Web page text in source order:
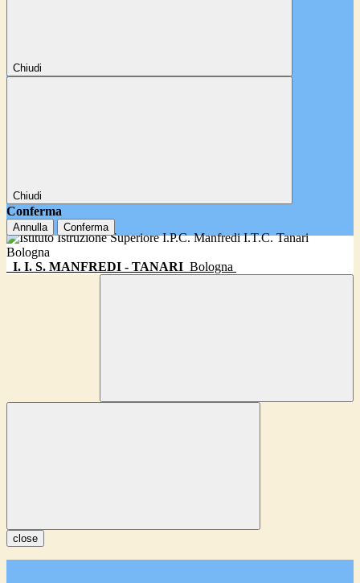
Chiudi
Chiudi
Conferma
Annulla Conferma
I. I. S. MANFREDI - TANARI Bologna
close